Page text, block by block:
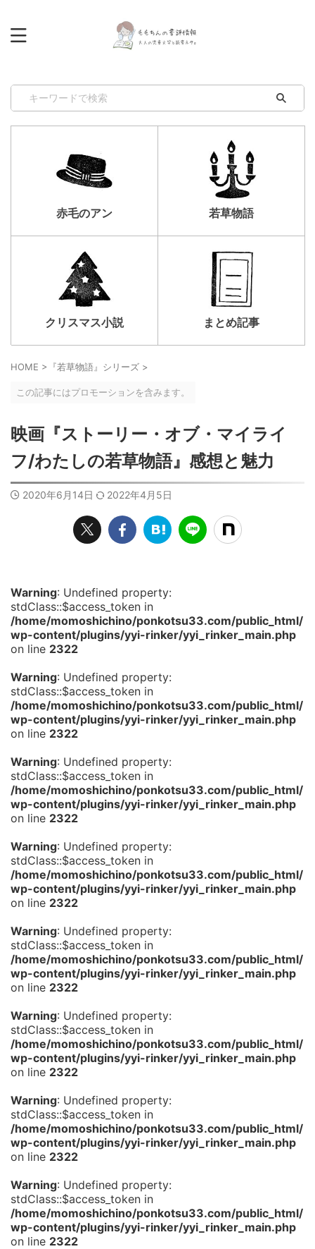
赤毛のアン 若草物語
クリスマス小説 まとめ記事
HOME > 『若草物語』シリーズ >
この記事にはプロモーションを含みます。
映画『ストーリー・オブ・マイライ
フ/わたしの若草物語』感想と魅力
2020年6月14日 2022年4月5日
Warning: Undefined property:
stdClass::$access_token in
/home/momoshichino/ponkotsu33.com/public_html/
wp-content/plugins/yyi-rinker/yyi_rinker_main.php
on line 2322
Warning: Undefined property:
stdClass::$access_token in
/home/momoshichino/ponkotsu33.com/public_html/
wp-content/plugins/yyi-rinker/yyi_rinker_main.php
on line 2322
Warning: Undefined property:
stdClass::$access_token in
/home/momoshichino/ponkotsu33.com/public_html/
wp-content/plugins/yyi-rinker/yyi_rinker_main.php
on line 2322
Warning: Undefined property:
stdClass::$access_token in
/home/momoshichino/ponkotsu33.com/public_html/
wp-content/plugins/yyi-rinker/yyi_rinker_main.php
on line 2322
Warning: Undefined property:
stdClass::$access_token in
/home/momoshichino/ponkotsu33.com/public_html/
wp-content/plugins/yyi-rinker/yyi_rinker_main.php
on line 2322
Warning: Undefined property:
stdClass::$access_token in
/home/momoshichino/ponkotsu33.com/public_html/
wp-content/plugins/yyi-rinker/yyi_rinker_main.php
on line 2322
Warning: Undefined property:
stdClass::$access_token in
/home/momoshichino/ponkotsu33.com/public_html/
wp-content/plugins/yyi-rinker/yyi_rinker_main.php
on line 2322
Warning: Undefined property:
stdClass::$access_token in
/home/momoshichino/ponkotsu33.com/public_html/
wp-content/plugins/yyi-rinker/yyi_rinker_main.php
on line 2322